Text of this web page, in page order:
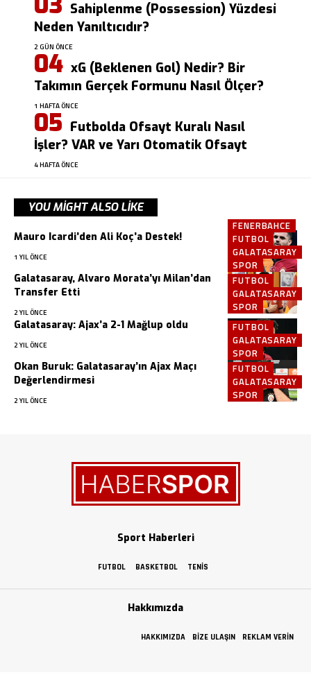
Sahiplenme (Possession) Yüzdesi
Neden Yanıltıcıdır?
2 GÜN ÖNCE
xG (Beklenen Gol) Nedir? Bir
Takımın Gerçek Formunu Nasıl Ölçer?
1 HAFTA ÖNCE
Futbolda Ofsayt Kuralı Nasıl
İşler? VAR ve Yarı Otomatik Ofsayt
4 HAFTA ÖNCE
YOU MIGHT ALSO LIKE
FENERBAHCE
FUTBOL
GALATASARAY
SPOR
Mauro Icardi’den Ali Koç’a Destek!
1 YIL ÖNCE
FUTBOL
GALATASARAY
SPOR
Galatasaray, Alvaro Morata’yı Milan’dan
Transfer Etti
2 YIL ÖNCE
FUTBOL
GALATASARAY
SPOR
Galatasaray: Ajax’a 2-1 Mağlup oldu
2 YIL ÖNCE
FUTBOL
GALATASARAY
SPOR
Okan Buruk: Galatasaray’ın Ajax Maçı
Değerlendirmesi
2 YIL ÖNCE
Sport Haberleri
FUTBOL BASKETBOL TENIS
Hakkımızda
HAKKIMIZDA BIZE ULAŞIN REKLAM VERIN